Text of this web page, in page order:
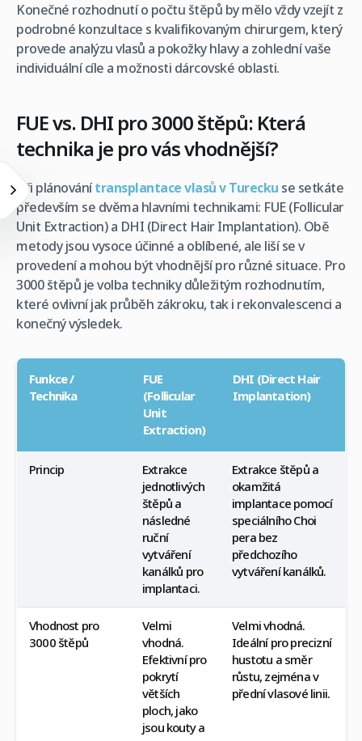
Konečné rozhodnutí o počtu štěpů by mělo vždy vzejít z
podrobné konzultace s kvalifikovaným chirurgem, který
provede analýzu vlasů a pokožky hlavy a zohlední vaše
individuální cíle a možnosti dárcovské oblasti.
FUE vs. DHI pro 3000 štěpů: Která
technika je pro vás vhodnější?
Při plánovánítransplantace vlasů v Turecku se setkáte
především se dvěma hlavními technikami: FUE (Follicular
Unit Extraction) a DHI (Direct Hair Implantation). Obě
metody jsou vysoce účinné a oblíbené, ale liší se v
provedení a mohou být vhodnější pro různé situace. Pro
3000 štěpů je volba techniky důležitým rozhodnutím,
které ovlivní jak průběh zákroku, tak i rekonvalescenci a
konečný výsledek.
Funkce /
Technika
FUE
(Follicular
Unit
Extraction)
DHI (Direct Hair
Implantation)
Princip
Extrakce
jednotlivých
štěpů a
následné
ruční
vytváření
kanálků pro
implantaci.
Extrakce štěpů a
okamžitá
implantace pomocí
speciálního Choi
pera bez
předchozího
vytváření kanálků.
Vhodnost pro
3000 štěpů
Velmi
vhodná.
Efektivní pro
pokrytí
větších
ploch, jako
jsou kouty a
Velmi vhodná.
Ideální pro precizní
hustotu a směr
růstu, zejména v
přední vlasové linii.